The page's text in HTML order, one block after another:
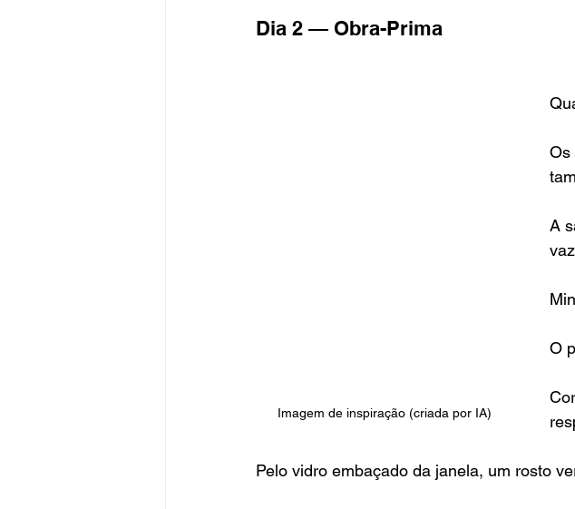
Dia 2 — Obra-Prima
Imagem de inspiração (criada por IA)
Os
A
O
Pelo vidro embaçado da janela, um rosto